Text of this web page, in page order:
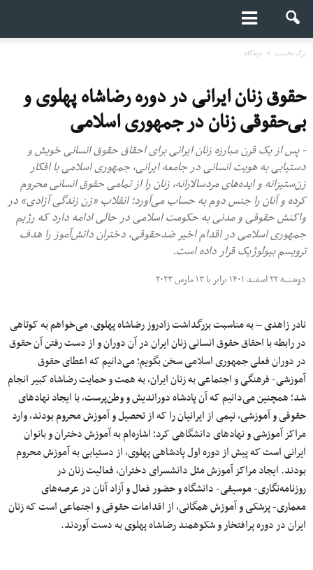
برگ نخست دیدگاه
حقوق زنان ایرانی در دوره رضاشاه پهلوی و
بی‌حقوقی زنان در جمهوری اسلامی
- پس از یک قرن مبارزه زنان ایرانی برای احقاق حقوق انسانی خویش و
دستیابی به هویت انسانی در جامعه ایرانی، جمهوری اسلامی با افکار
زن‌ستیزانه و ایده‌های مردسالارانه، زنان را از تمامی ‌حقوق انسانی محروم
کرده و آنان را جنس دوم به حساب می‌آورد؛ انقلاب «زن زندگی آزادی» در
واکنش حقوقی و مدنی به حکومت اسلامی در حالی ادامه دارد که رژیم
جمهوری اسلامی در اقدام اخیر ضدحقوقی، دختران دانش‌آموز را هدف
ترویسم بیولوژیک قرار داده است.
دوشنبه ۲۲ اسفند ۱۴۰۱ برابر با ۱۳ مارس ۲۰۲۳
نادر زاهدی – به مناسبت بزرگداشت زادروز رضاشاه پهلوی، می‌خواهم به کوتاهی
در رابطه با احقاق حقوق انسانی زنان ایران در آن دوران و از دست رفتن آن حقوق
در دوران فعلی جمهوری اسلامی سخن بگویم؛ می‌دانیم که اعطای حقوق
آموزشی- فرهنگی و اجتماعی به زنان ایران، به همت و حمایت رضاشاه کبیر انجام
شد؛ همچنین می‌دانیم که آن پادشاه دوراندیش و وطن‌پرست، با ایجاد نهادهای
حقوقی و آموزشی، نیمی‌ از ایرانیان را که از تحصیل و آموزش محروم بودند، وارد
مراکز آموزشی و نهادهای دانشگاهی کرد؛ اشاره‌ام به آموزش دختران و بانوان
ایرانی است که پیش از دوره اول پادشاهی پهلوی، از دستیابی به آموزش محروم
بودند. ایجاد مراکز آموزش مثل دانشسرای دختران، فعالیت زنان در
روزنامه‌نگاری- موسیقی- دانشگاه و حضور فعال و آزاد آنان در عرصه‌های
معماری- پزشکی و آموزش همگانی، از اقدامات حقوقی و اجتماعی است که زنان
ایران در دوره پرافتخار و شکوهمند رضاشاه پهلوی به دست آوردند.